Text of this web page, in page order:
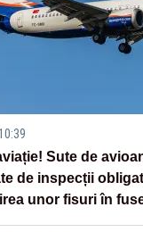
Sute de
de inspecții
unor fisuri în